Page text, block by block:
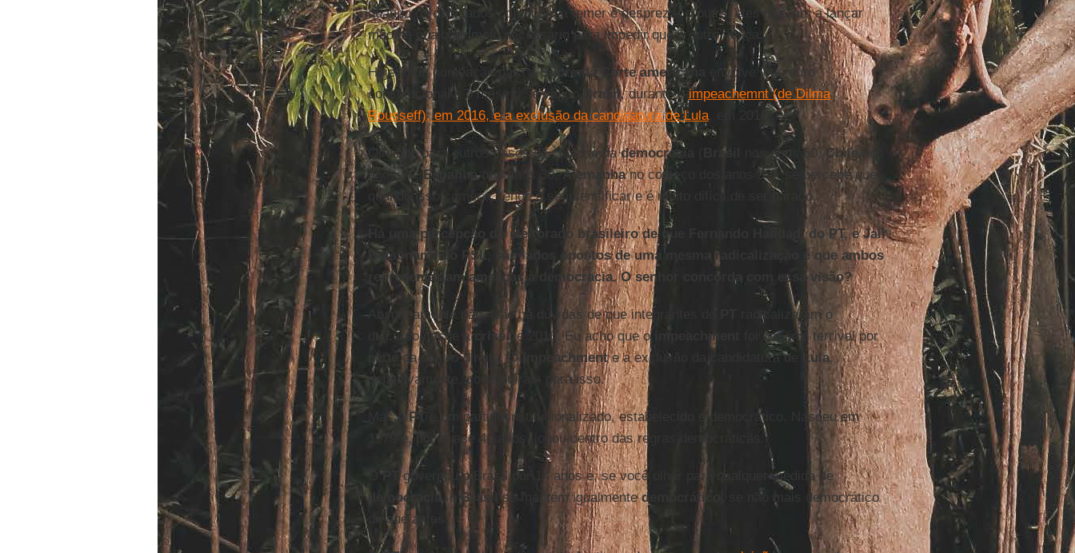
quando os dois lados começam a temer e desprezar o outro, eles passam a lançar
mão de qualquer meio necessário para impedir que o outro vença.
Hoje, toda nomeação para aSuprema Corte americana
envolve jogo duro
constitucional e o mesmo se viu no
Brasil, durante oimpeachemnt (de Dilma
Rousseff), em 2016, e a exclusão da candidatura de Lula, em 2018.
Olhando para outros casos de colapso dademocracia Brasil nos anos 60, Chile
anos 70,Espanhanos anos 30,Alemanhano começo dos anos 30), se percebe que,
quando isso começa, tende a se intensificar e é muito difícil de ser parado.
Há uma percepção do eleitorado brasileiro de que Fernando Haddad, do PT, e Jair
Bolsonaro, do PSL, são lados opostos de uma mesma radicalização e que ambos
representariam ameaças à democracia. O senhor concorda com essa visão?
Absolutamente não. Não há dúvidas de que integrantes do
radicalizaram o
discurso desde a crisede 2016. Eu acho que o impeachment
foi um erro terrível por
parte da centro-direita. O
impeachmente a exclusão da candidatura de Lula,
definitivamente, contribuíram para isso.
Mas oPT é um partido institucionalizado, estabelecido e democrático. Nasceu em
1979 e, por quase 40 anos, jogou dentro das regras democráticas.
OPT governou o Brasil por 14 anos e, se você olhar para qualquer medida de
democracia, oBrasil se mantém igualmentedemocrático
, se não mais democrático
do que antes.